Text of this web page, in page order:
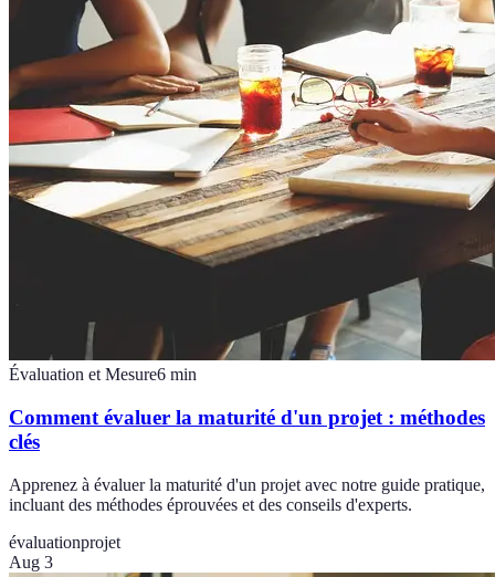
Évaluation et Mesure6 min
Comment évaluer la maturité d'un projet : méthodes
clés
Apprenez à évaluer la maturité d'un projet avec notre guide pratique,
incluant des méthodes éprouvées et des conseils d'experts.
évaluationprojet
Aug 3